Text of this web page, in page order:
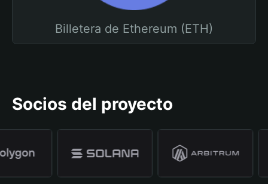
Billetera de Ethereum (ETH)
Socios del proyecto